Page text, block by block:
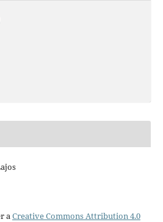
aCreative Commons Attribution 4.0